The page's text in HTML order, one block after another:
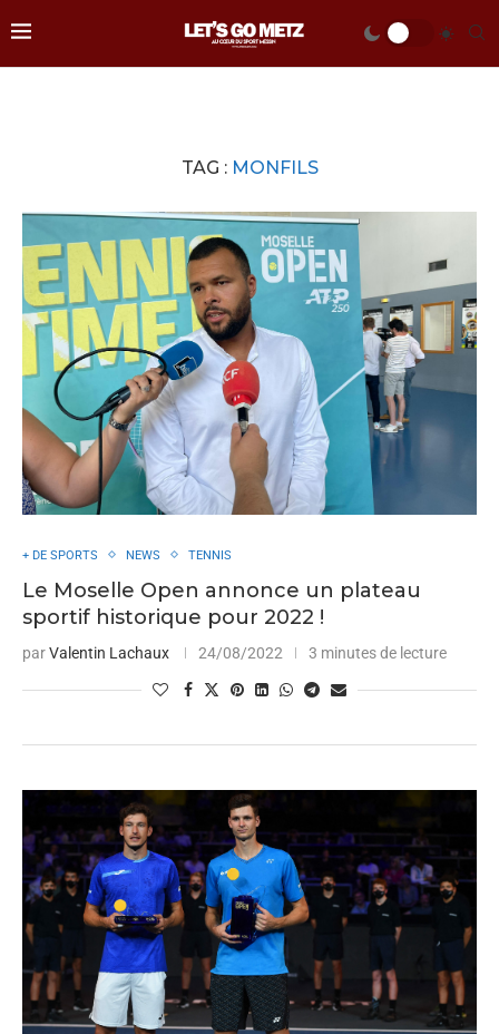
TAG : MONFILS
+ DE SPORTS NEWS TENNIS
Le Moselle Open annonce un plateau
sportif historique pour 2022 !
parValentin Lachaux 24/08/2022 3 minutes de lecture